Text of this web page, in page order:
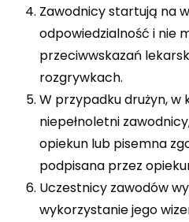
Zawodnicy startują na
odpowiedzialność i nie
przeciwwskazań
rozgrywkach.
W przypadku drużyn, w
niepełnoletni
opiekun lub pisemna
podpisana przez
Uczestnicy zawodów
wykorzystanie jego